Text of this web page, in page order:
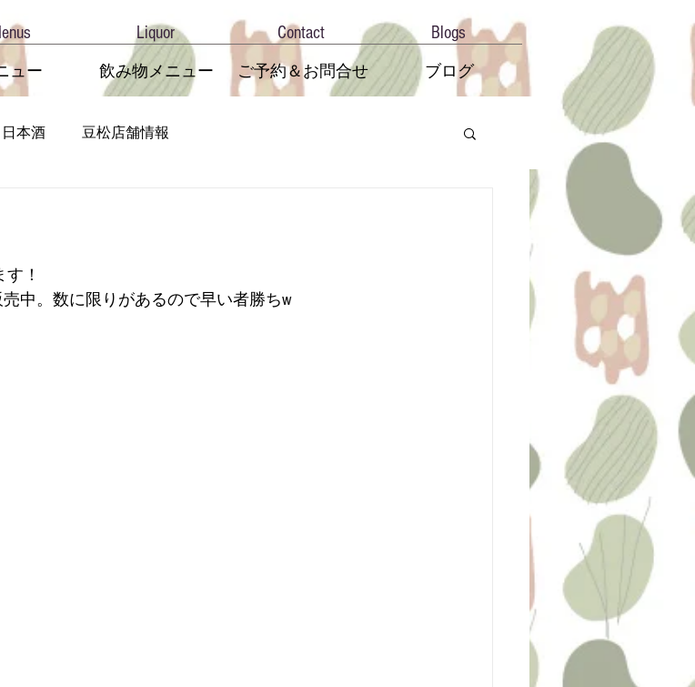
ュー 飲み物メニュー ご予約＆お問合せ ブログ
Liquor Contact Blogs
日本酒 豆松店舗情報
！
中。数に限りがあるので早い者勝ちw